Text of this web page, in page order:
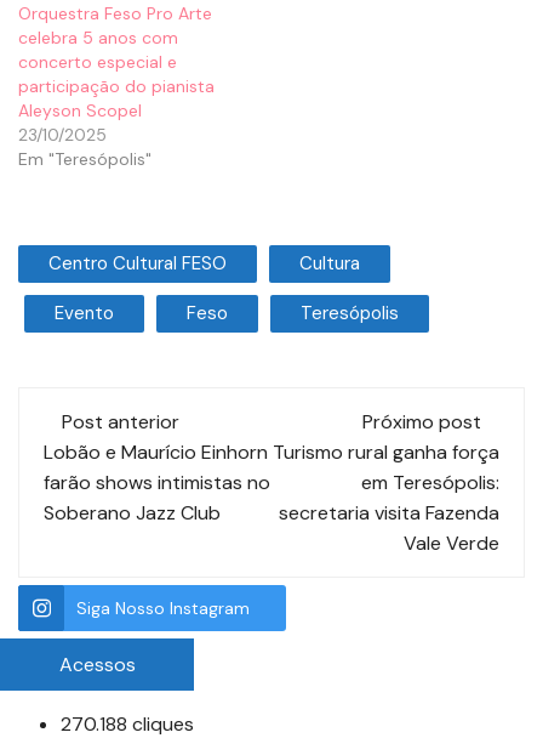
Orquestra Feso Pro Arte
celebra 5 anos com
concerto especial e
participação do pianista
Aleyson Scopel
23/10/2025
Em "Teresópolis"
Centro Cultural FESO Cultura
Evento Feso Teresópolis
Post anterior
Lobão e Maurício Einhorn
farão shows intimistas no
Soberano Jazz Club
Próximo post
Turismo rural ganha força
em Teresópolis:
secretaria visita Fazenda
Vale Verde
Siga Nosso Instagram
Acessos
270.188 cliques